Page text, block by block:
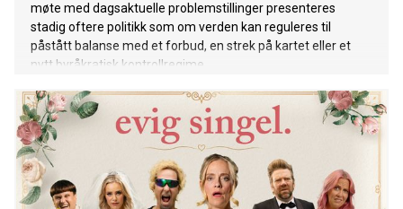
møte med dagsaktuelle problemstillinger presenteres
stadig oftere politikk som om verden kan reguleres til
påstått balanse med et forbud, en strek på kartet eller et
nytt byråkratisk kontrollregime.